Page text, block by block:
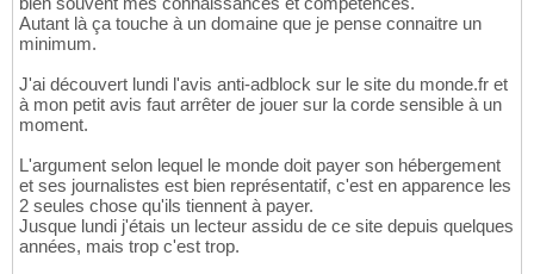
Autant là ça touche à un domaine que je pense connaitre un
minimum.
J'ai découvert lundi l'avis anti-adblock sur le site du monde.fr et
à mon petit avis faut arrêter de jouer sur la corde sensible à un
moment.
L'argument selon lequel le monde doit payer son hébergement
et ses journalistes est bien représentatif, c'est en apparence les
2 seules chose qu'ils tiennent à payer.
Jusque lundi j'étais un lecteur assidu de ce site depuis quelques
années, mais trop c'est trop.